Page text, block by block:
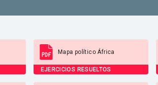
Mapa político África
EJERCICIOS RESUELTOS